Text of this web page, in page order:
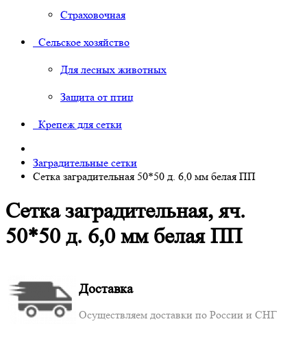
Страховочная
Сельское хозяйство
Для лесных животных
Защита от птиц
Крепеж для сетки
Заградительные сетки
Сетка заградительная 50*50 д. 6,0 мм белая ПП
Сетка заградительная, яч.
50*50 д. 6,0 мм белая ПП
Доставка
Осуществляем доставки по России и СНГ